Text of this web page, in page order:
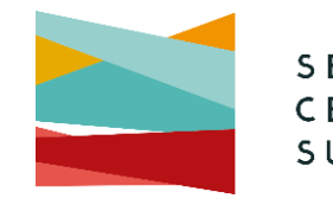
Saltar
contenido